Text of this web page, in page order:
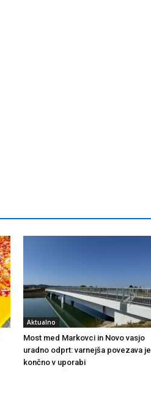
Aktualno
Most med Markovci in Novo vasjo
uradno odprt: varnejša povezava je
končno v uporabi